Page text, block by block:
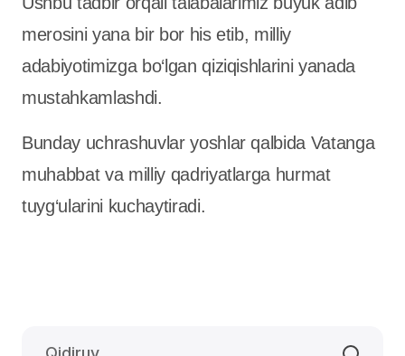
merosini yana bir bor his etib, milliy
adabiyotimizga bo‘lgan qiziqishlarini yanada
mustahkamlashdi.
Bunday uchrashuvlar yoshlar qalbida Vatanga
muhabbat va milliy qadriyatlarga hurmat
tuyg‘ularini kuchaytiradi.